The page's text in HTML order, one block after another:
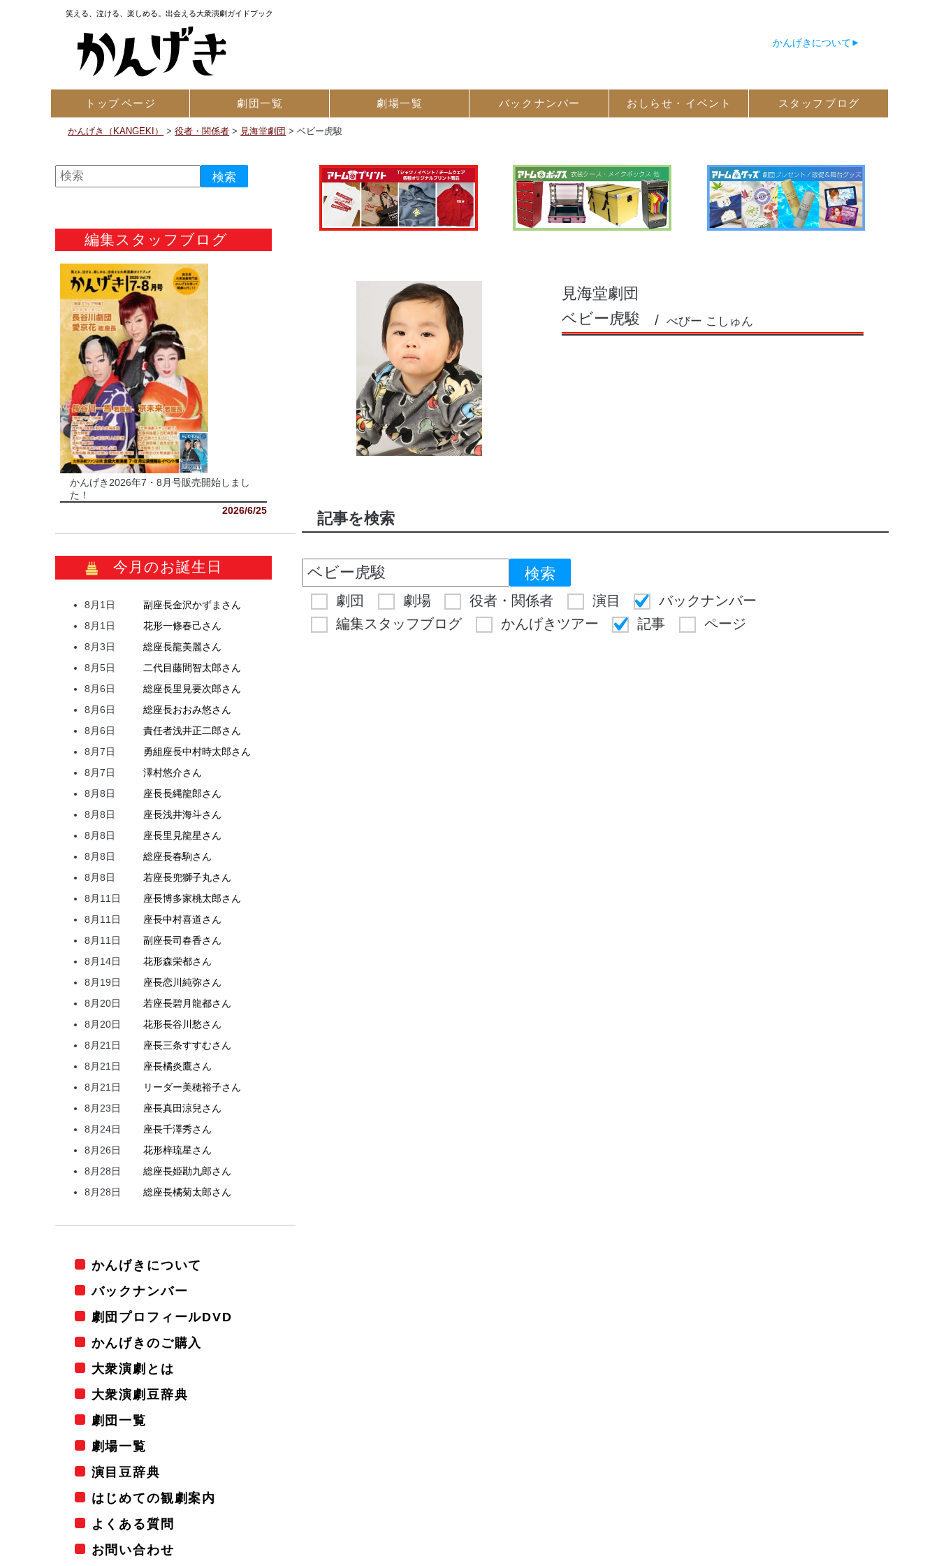
笑える、泣ける、楽しめる。出会える大衆演劇ガイドブック
かんげきについて
トップページ 劇団一覧 劇場一覧 バック ナンバー おしらせ・ イベント スタッフ ブログ
かんげき（KANGEKI） >役者・関係者 > 見海堂劇団 >ベビー虎駿
見海堂劇団
ベビー虎駿
べびー こしゅん
記事を検索
劇団 劇場 役者・関係者 演目
バックナンバー
編集スタッフブログ
かんげきツアー 記事 ページ
編集スタッフブログ
かんげき2026年7・8月号販売開始しまし
た！
2026/6/25
今月のお誕生日
8月1日 副座長金沢かずま さん
8月1日
花形一條春己さん
8月3日
総座長龍美麗さん
8月5日
二代目藤間智太郎さん
8月6日
総座長里見要次郎さん
8月6日
総座長おおみ悠さん
8月6日
責任者浅井正二郎さん
8月7日
勇組座長中村時太郎さん
8月7日
澤村悠介さん
8月8日
座長長縄龍郎さん
8月8日
座長浅井海斗さん
8月8日
座長里見龍星さん
8月8日
総座長春駒さん
8月8日
若座長兜獅子丸さん
8月11日
座長博多家桃太郎さん
8月11日
座長中村喜道さん
8月11日
副座長司春香さん
8月14日
花形森栄都さん
8月19日
座長恋川 純弥さん
8月20日
若座長碧月龍都さん
8月20日
花形長谷川 愁さん
8月21日
座長三条すすむさん
8月21日
座長橘炎鷹さん
8月21日
リーダー美穂裕子さん
8月23日
座長真田涼兒さん
8月24日
座長千澤秀さん
8月26日
花形梓琉星さん
8月28日
総座長姫勘九郎さん
8月28日
総座長橘菊太郎さん
かんげきについて
バックナンバー
劇団プロフィールDVD
かんげきのご購入
大衆演劇とは
大衆演劇豆辞典
劇団一覧
劇場一覧
演目豆辞典
はじめての観劇案内
よくある質問
お問い合わせ